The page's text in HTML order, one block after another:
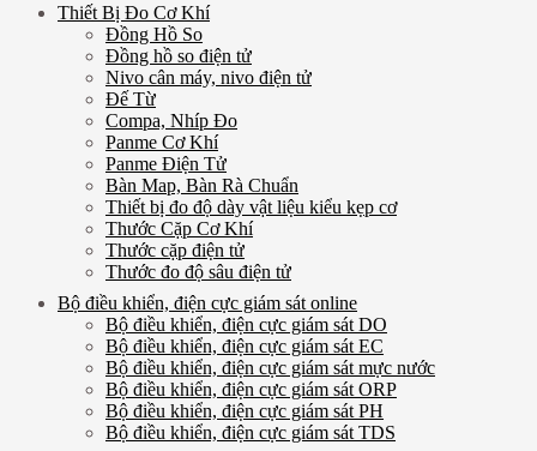
Thiết Bị Đo Cơ Khí
Đồng Hồ So
Đồng hồ so điện tử
Nivo cân máy, nivo điện tử
Đế Từ
Compa, Nhíp Đo
Panme Cơ Khí
Panme Điện Tử
Bàn Map, Bàn Rà Chuẩn
Thiết bị đo độ dày vật liệu kiểu kẹp cơ
Thước Cặp Cơ Khí
Thước cặp điện tử
Thước đo độ sâu điện tử
Bộ điều khiển, điện cực giám sát online
Bộ điều khiển, điện cực giám sát DO
Bộ điều khiển, điện cực giám sát EC
Bộ điều khiển, điện cực giám sát mực nước
Bộ điều khiển, điện cực giám sát ORP
Bộ điều khiển, điện cực giám sát PH
Bộ điều khiển, điện cực giám sát TDS